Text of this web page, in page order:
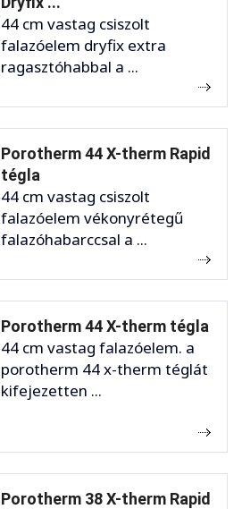
44 cm vastag csiszolt
falazóelem dryfix extra
ragasztóhabbal a ...
Porotherm 44 X-therm Rapid
tégla
44 cm vastag csiszolt
falazóelem vékonyrétegű
falazóhabarccsal a ...
Porotherm 44 X-therm tégla
44 cm vastag falazóelem. a
porotherm 44 x-therm téglát
kifejezetten ...
Porotherm 38 X-therm Rapid